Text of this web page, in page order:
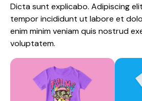
Dicta sunt explicabo. Adipiscing
tempor incididunt ut labore et
enim minim veniam quis nostrud
voluptatem.